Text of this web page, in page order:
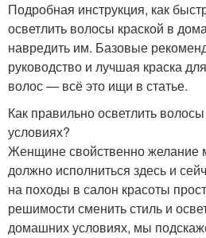
Подробная инструкция, как
осветлить волосы краской в
навредить им. Базовые
руководство и лучшая краска
волос — всё это ищи в статье.
Как правильно осветлить
условиях?
Женщине свойственно желание
должно исполниться здесь и
на походы в салон красоты
решимости сменить стиль и
домашних условиях, мы